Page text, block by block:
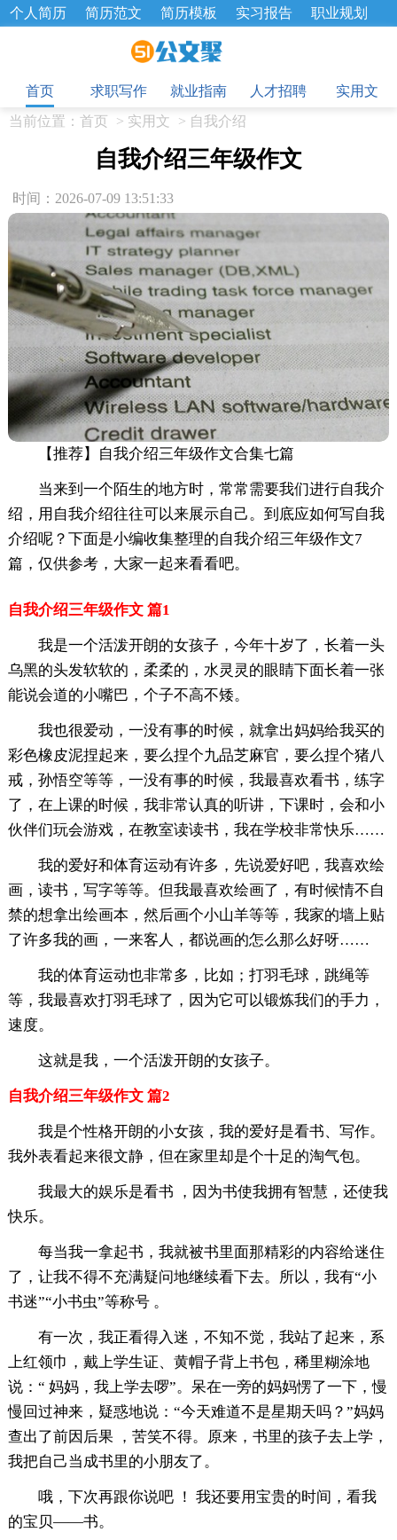
个人简历 简历范文 简历模板 实习报告
职业规划
招聘选拔 绩效考核
工作总结
辞职报告
首页
求职写作 就业指南 人才招聘
实用文
当前位置： 首页 > 实用文 > 自我介绍
自我介绍三年级作文
时间：2026-07-09 13:51:33
【推荐】自我介绍三年级作文合集七篇
当来到一个陌生的地方时，常常需要我们进行自我介
绍，用自我介绍往往可以来展示自己。到底应如何写自我
介绍呢？下面是小编收集整理的自我介绍三年级作文7
篇，仅供参考，大家一起来看看吧。
自我介绍三年级作文 篇1
我是一个活泼开朗的女孩子，今年十岁了，长着一头
乌黑的头发软软的，柔柔的，水灵灵的眼睛下面长着一张
能说会道的小嘴巴，个子不高不矮。
我也很爱动，一没有事的时候，就拿出妈妈给我买的
彩色橡皮泥捏起来，要么捏个九品芝麻官，要么捏个猪八
戒，孙悟空等等，一没有事的时候，我最喜欢看书，练字
了，在上课的时候，我非常认真的听讲，下课时，会和小
伙伴们玩会游戏，在教室读读书，我在学校非常快乐……
我的爱好和体育运动有许多，先说爱好吧，我喜欢绘
画，读书，写字等等。但我最喜欢绘画了，有时候情不自
禁的想拿出绘画本，然后画个小山羊等等，我家的墙上贴
了许多我的画，一来客人，都说画的怎么那么好呀……
我的体育运动也非常多，比如；打羽毛球，跳绳等
等，我最喜欢打羽毛球了，因为它可以锻炼我们的手力，
速度。
这就是我，一个活泼开朗的女孩子。
自我介绍三年级作文 篇2
我是个性格开朗的小女孩，我的爱好是看书、写作。
我外表看起来很文静，但在家里却是个十足的淘气包。
我最大的娱乐是看书 ，因为书使我拥有智慧，还使我
快乐。
每当我一拿起书，我就被书里面那精彩的内容给迷住
了，让我不得不充满疑问地继续看下去。所以，我有“小
书迷”“小书虫”等称号 。
有一次，我正看得入迷，不知不觉，我站了起来，系
上红领巾，戴上学生证、黄帽子背上书包，稀里糊涂地
说：“ 妈妈，我上学去啰”。呆在一旁的妈妈愣了一下，慢
慢回过神来，疑惑地说：“今天难道不是星期天吗？”妈妈
查出了前因后果 ，苦笑不得。原来，书里的孩子去上学，
我把自己当成书里的小朋友了。
哦，下次再跟你说吧 ！ 我还要用宝贵的时间，看我
的宝贝——书。